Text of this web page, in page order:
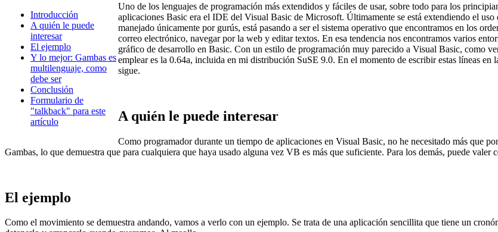
Introducción
A quién le puede
interesar
El ejemplo
Y lo mejor: Gambas es
multilenguaje, como
debe ser
Conclusión
Formulario de
"talkback" para este
artículo
Uno de los lenguajes de programación más extendidos y fáciles de usar, sobre todo para los
aplicaciones Basic era el IDE del Visual Basic de Microsoft. Últimamente se está extendiendo el
manejado únicamente por gurús, está pasando a ser el sistema operativo que encontramos en los
correo electrónico, navegar por la web y editar textos. En esa tendencia nos encontramos varios
gráfico de desarrollo en Basic. Con un estilo de programación muy parecido a Visual Basic, como
emplear es la 0.64a, incluida en mi distribución SuSE 9.0. En el momento de escribir estas líneas en
sigue.
A quién le puede interesar
Como programador durante un tiempo de aplicaciones en Visual Basic, no he necesitado más que
Gambas, lo que demuestra que para cualquiera que haya usado alguna vez VB es más que suficiente. Para los demás, puede
El ejemplo
Como el movimiento se demuestra andando, vamos a verlo con un ejemplo. Se trata de una aplicación sencillita que tiene un